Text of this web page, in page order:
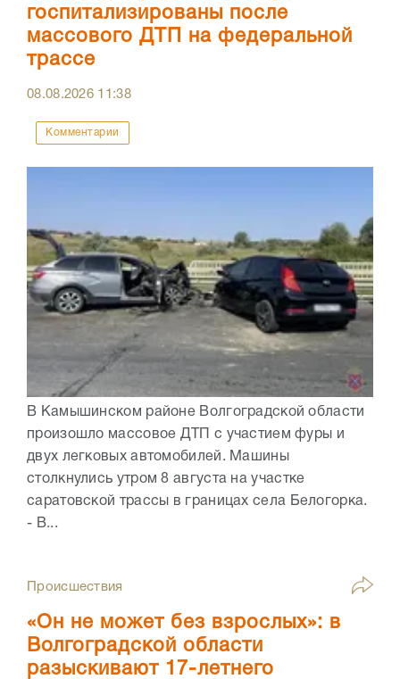
госпитализированы после
массового ДТП на федеральной
трассе
08.08.2026 11:38
Комментарии
В Камышинском районе Волгоградской области
произошло массовое ДТП с участием фуры и
двух легковых автомобилей. Машины
столкнулись утром 8 августа на участке
саратовской трассы в границах села Белогорка.
- В...
Происшествия
«Он не может без взрослых»: в
Волгоградской области
разыскивают 17-летнего